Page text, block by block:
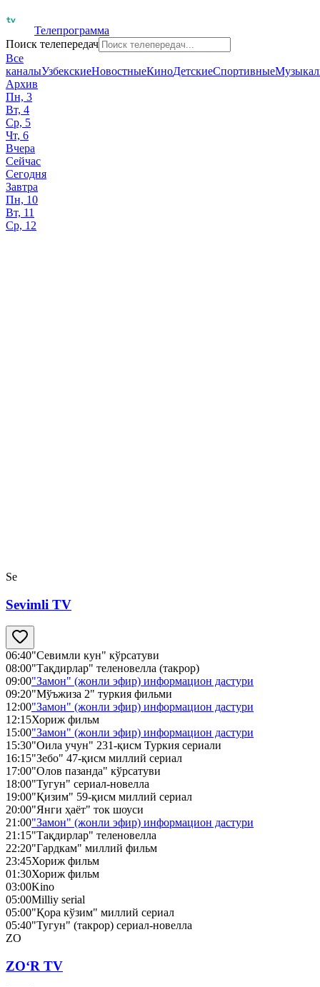
Телепрограмма
Поиск телепередач
Все
каналыУзбекскиеНовостныеКиноДетскиеСпортивные
Архив
Пн, 3
Вт, 4
Ср, 5
Чт, 6
Вчера
Сейчас
Сегодня
Завтра
Пн, 10
Вт, 11
Ср, 12
Se
Sevimli TV
06:40"Севимли кун" кўрсатуви
08:00"Тақдирлар" теленовелла (такрор)
09:00"Замон" (жонли эфир) информацион дастури
09:20"Мўъжиза 2" туркия фильми
12:00"Замон" (жонли эфир) информацион дастури
12:15Хориж фильм
15:00"Замон" (жонли эфир) информацион дастури
15:30"Оила учун" 231-қисм Туркия сериали
16:15"Зебо" 47-қисм миллий сериал
17:00"Олов пазанда" кўрсатуви
18:00"Тугун" сериал-новелла
19:00"Қизим" 59-қисм миллий сериал
20:00"Янги ҳаёт" ток шоуси
21:00"Замон" (жонли эфир) информацион дастури
21:15"Тақдирлар" теленовелла
22:20"Гардкам" миллий фильм
23:45Хориж фильм
01:30Хориж фильм
03:00Kino
05:00Milliy serial
05:00"Қора кўзим" миллий сериал
05:40"Тугун" (такрор) сериал-новелла
ZO
ZO‘R TV